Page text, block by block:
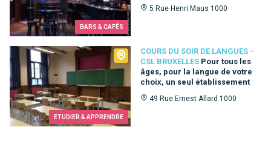
BARS & CAFÉS
5 Rue Henri Maus 1000
ETUDIER & APPRENDRE
COURS DU SOIR DE LANGUES -
CSL BRUXELLES Pour tous les
âges, pour la langue de votre
choix, un seul établissement
49 Rue Ernest Allard 1000
Cours du Soir de Langues - CSL Bruxelles